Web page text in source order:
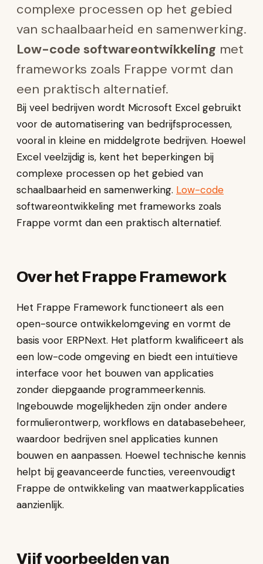
complexe processen op het gebied
van schaalbaarheid en samenwerking.
Low-code softwareontwikkeling met
frameworks zoals Frappe vormt dan
een praktisch alternatief.
Bij veel bedrijven wordt Microsoft Excel gebruikt
voor de automatisering van bedrijfsprocessen,
vooral in kleine en middelgrote bedrijven. Hoewel
Excel veelzijdig is, kent het beperkingen bij
complexe processen op het gebied van
schaalbaarheid en samenwerking. Low-code
softwareontwikkeling met frameworks zoals
Frappe vormt dan een praktisch alternatief.
Over het Frappe Framework
Het Frappe Framework functioneert als een
open-source ontwikkelomgeving en vormt de
basis voor ERPNext. Het platform kwalificeert als
een low-code omgeving en biedt een intuïtieve
interface voor het bouwen van applicaties
zonder diepgaande programmeerkennis.
Ingebouwde mogelijkheden zijn onder andere
formulierontwerp, workflows en databasebeheer,
waardoor bedrijven snel applicaties kunnen
bouwen en aanpassen. Hoewel technische kennis
helpt bij geavanceerde functies, vereenvoudigt
Frappe de ontwikkeling van maatwerkapplicaties
aanzienlijk.
Vijf voorbeelden van